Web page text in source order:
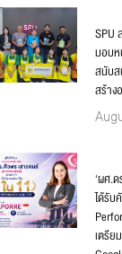
SPU
มอบห
สนับส
สร้า
‘ผศ.
ได้รับ
เตรี